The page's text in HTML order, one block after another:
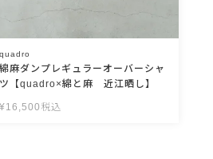
quadro
綿麻ダンプレギュラーオーバーシャ
ツ【quadro×綿と麻 近江晒し】
¥16,500 税込